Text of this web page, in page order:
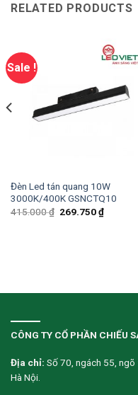
RELATED PRODUCTS
Sale !
Đèn Led tán quang 10W
3000K/400K GSNCTQ10
415.000₫ 269.750₫
CÔNG TY CỔ PHẦN CHIẾU
Địa chỉ: Số 70, ngách 55, ngõ
Hà Nội.